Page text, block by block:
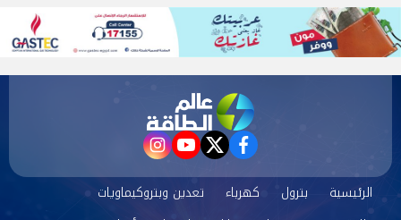
facebook
twitter
youtube
instagram
الرئيسية بترول كهرباء
تعدين وبتروكيماويات